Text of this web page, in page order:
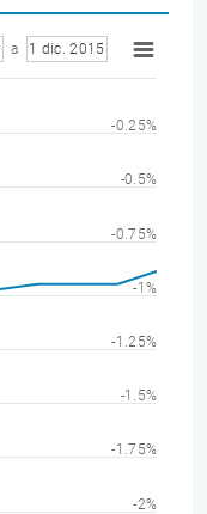
a 1 dic. 2015
-2%
-1.75%
-1.5%
-1.25%
-1%
-0.75%
-0.5%
-0.25%